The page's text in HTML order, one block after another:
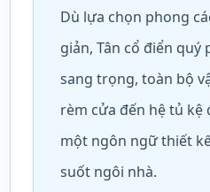
Dù lựa chọn phong
giản, Tân cổ điển quý
sang trọng, toàn bộ
rèm cửa đến hệ tủ kệ
một ngôn ngữ thiết
suốt ngôi nhà.